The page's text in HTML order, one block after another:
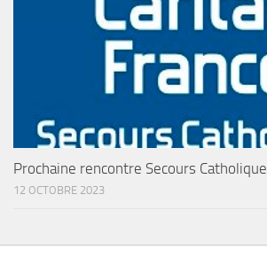
Prochaine rencontre Secours Catholique
12 OCTOBRE 2023